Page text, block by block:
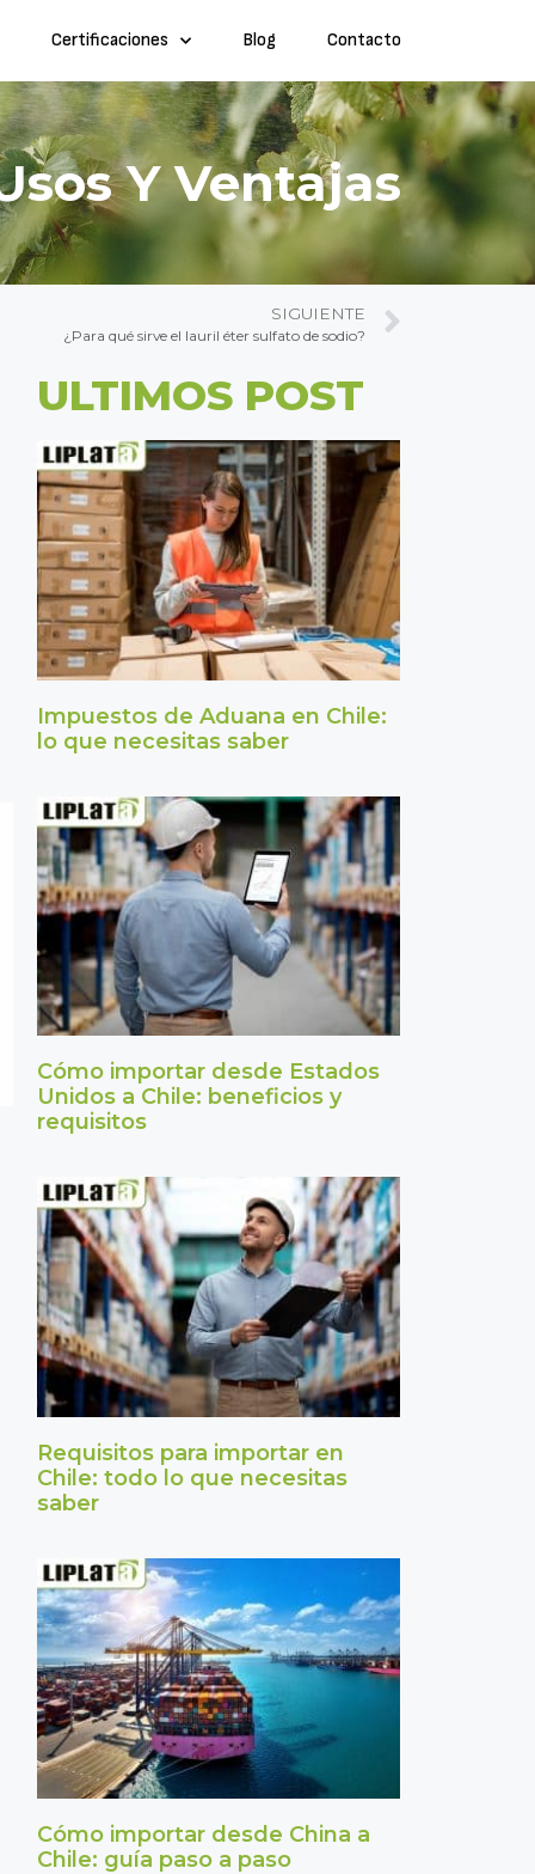
Certificaciones Blog Contacto
Y Ventajas
SIGUIENTE
¿Para qué sirve el lauril éter sulfato de sodio?
ULTIMOS POST
Impuestos de Aduana en Chile:
lo que necesitas saber
Cómo importar desde Estados
Unidos a Chile: beneficios y
requisitos
Requisitos para importar en
Chile: todo lo que necesitas
saber
Cómo importar desde China a
Chile: guía paso a paso